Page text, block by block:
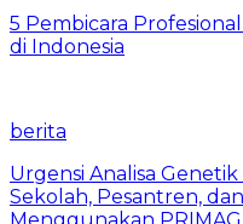
5 Pembicara
di Indonesia
berita
Urgensi Analisa
Sekolah, Pesantren,